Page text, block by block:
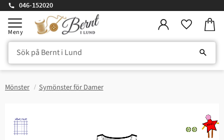
Meny
046-152020
Mönster Symönster för Damer